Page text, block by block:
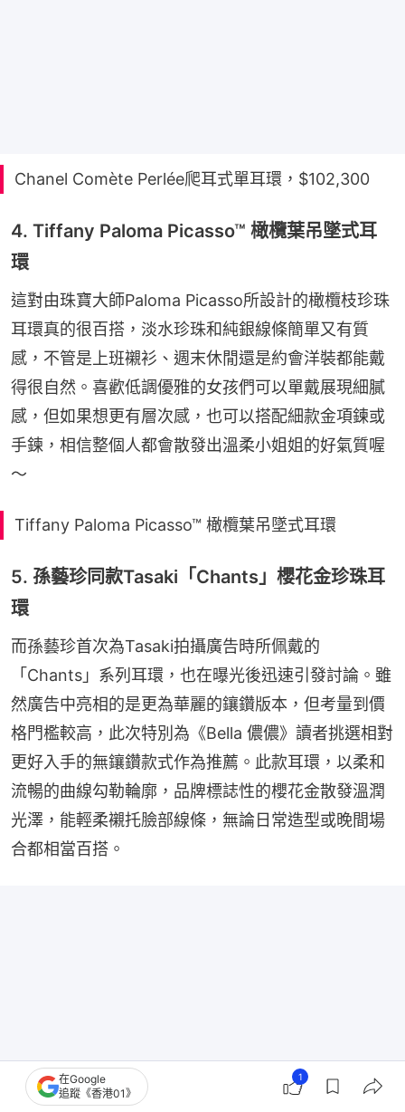
Chanel Comète Perlée爬耳式單耳環，$102,300
4. Tiffany Paloma Picasso™ 橄欖葉吊墜式耳
環
這對由珠寶大師Paloma Picasso所設計的橄欖枝珍珠
耳環真的很百搭，淡水珍珠和純銀線條簡單又有質
感，不管是上班襯衫、週末休閒還是約會洋裝都能戴
得很自然。喜歡低調優雅的女孩們可以單戴展現細膩
感，但如果想更有層次感，也可以搭配細款金項鍊或
手鍊，相信整個人都會散發出溫柔小姐姐的好氣質喔
〜
Tiffany Paloma Picasso™ 橄欖葉吊墜式耳環
5. 孫藝珍同款Tasaki「Chants」櫻花金珍珠耳
環
而孫藝珍首次為Tasaki拍攝廣告時所佩戴的
「Chants」系列耳環，也在曝光後迅速引發討論。雖
然廣告中亮相的是更為華麗的鑲鑽版本，但考量到價
格門檻較高，此次特別為《Bella 儂儂》讀者挑選相對
更好入手的無鑲鑽款式作為推薦。此款耳環，以柔和
流暢的曲線勾勒輪廓，品牌標誌性的櫻花金散發溫潤
光澤，能輕柔襯托臉部線條，無論日常造型或晚間場
合都相當百搭。
在Google
追蹤《香港01》
1